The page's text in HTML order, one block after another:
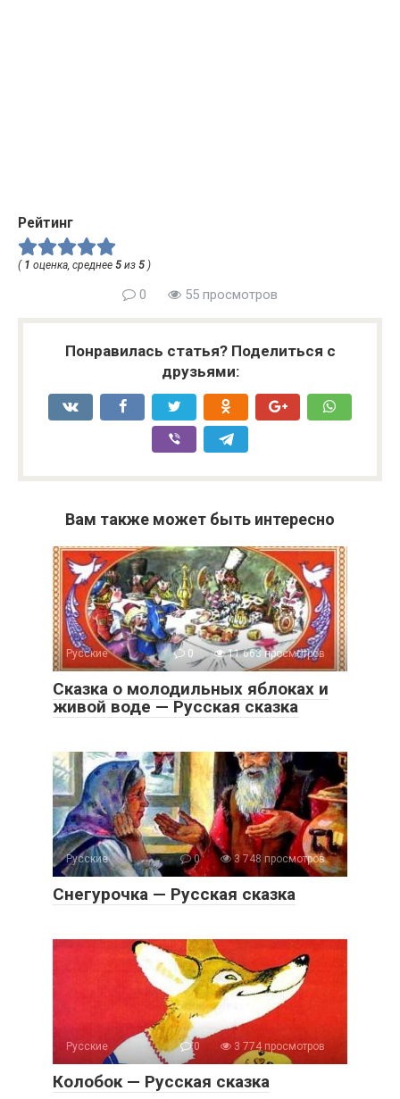
Рейтинг
( 1 оценка, среднее 5 из 5 )
0 55 просмотров
Понравилась статья? Поделиться с
друзьями:
Вам также может быть интересно
Русские 0 11 663 просмотров
Сказка о молодильных яблоках и
живой воде — Русская сказка
Русские 0 3 748 просмотров
Снегурочка — Русская сказка
Русские 0 3 774 просмотров
Колобок — Русская сказка